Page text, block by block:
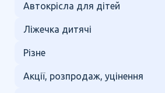
Автокрісла для дітей
Ліжечка дитячі
Різне
Акції, розпродаж, уцінення